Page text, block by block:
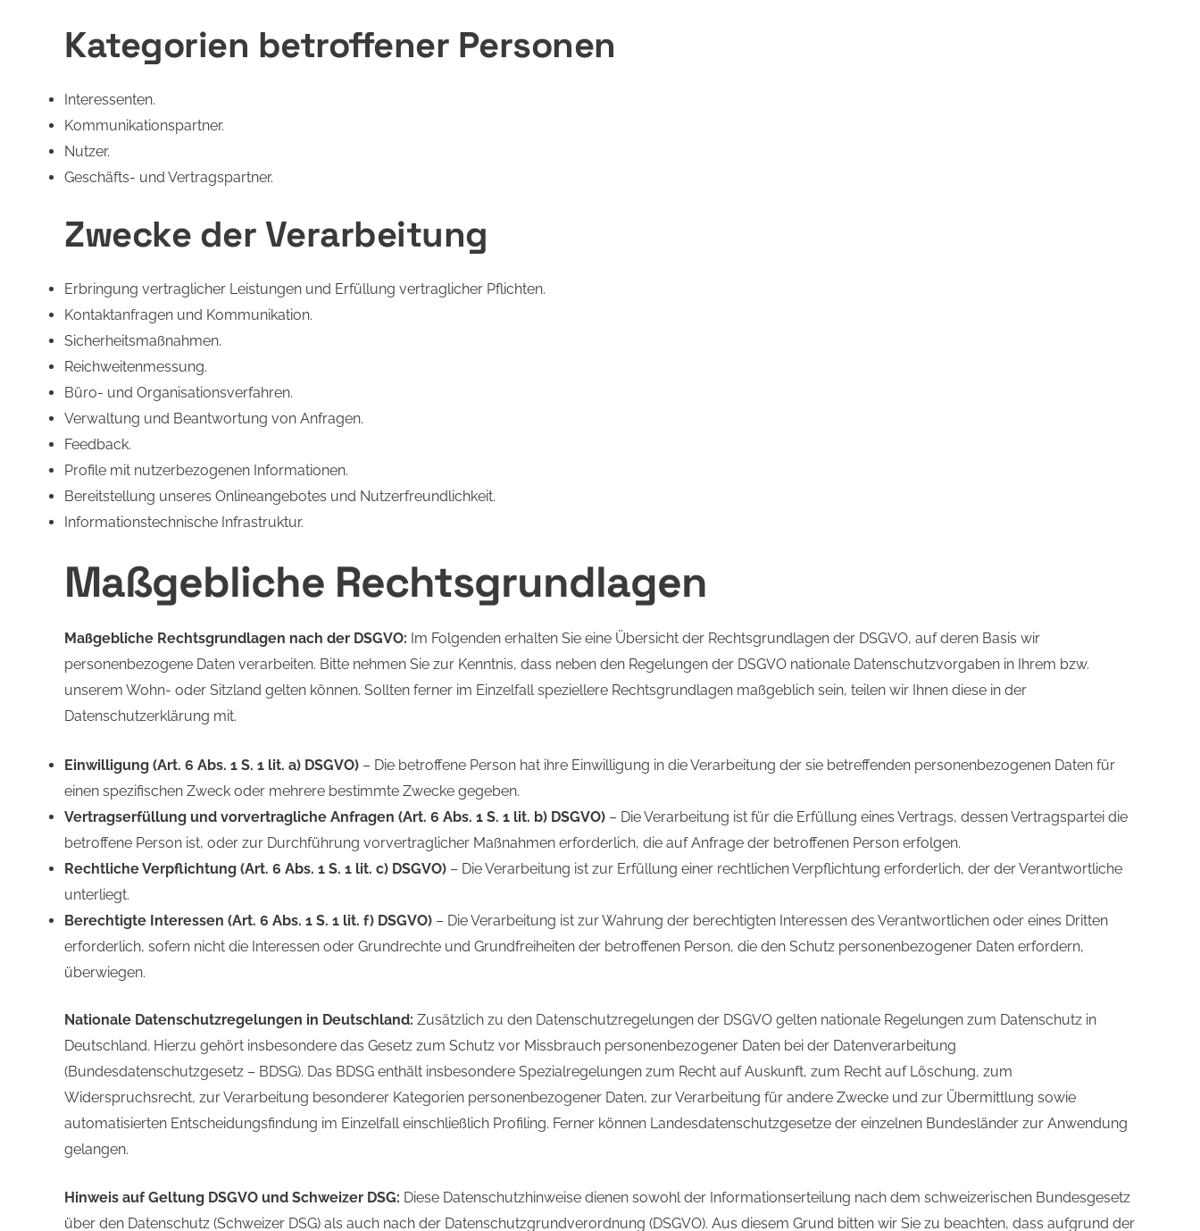
Kategorien betroffener Personen
Interessenten.
Kommunikationspartner.
Nutzer.
Geschäfts- und Vertragspartner.
Zwecke der Verarbeitung
Erbringung vertraglicher Leistungen und Erfüllung vertraglicher Pflichten.
Kontaktanfragen und Kommunikation.
Sicherheitsmaßnahmen.
Reichweitenmessung.
Büro- und Organisationsverfahren.
Verwaltung und Beantwortung von Anfragen.
Feedback.
Profile mit nutzerbezogenen Informationen.
Bereitstellung unseres Onlineangebotes und Nutzerfreundlichkeit.
Informationstechnische Infrastruktur.
Maßgebliche Rechtsgrundlagen
Maßgebliche Rechtsgrundlagen nach der DSGVO: Im Folgenden erhalten Sie eine Übersicht der Rechtsgrundlagen der DSGVO, auf deren Basis wir
personenbezogene Daten verarbeiten. Bitte nehmen Sie zur Kenntnis, dass neben den Regelungen der DSGVO nationale Datenschutzvorgaben in Ihrem bzw.
unserem Wohn- oder Sitzland gelten können. Sollten ferner im Einzelfall speziellere Rechtsgrundlagen maßgeblich sein, teilen wir Ihnen diese in der
Datenschutzerklärung mit.
Einwilligung (Art. 6 Abs. 1 S. 1 lit. a) DSGVO) – Die betroffene Person hat ihre Einwilligung in die Verarbeitung der sie betreffenden personenbezogenen Daten für
einen spezifischen Zweck oder mehrere bestimmte Zwecke gegeben.
Vertragserfüllung und vorvertragliche Anfragen (Art. 6 Abs. 1 S. 1 lit. b) DSGVO) – Die Verarbeitung ist für die Erfüllung eines Vertrags, dessen Vertragspartei die
betroffene Person ist, oder zur Durchführung vorvertraglicher Maßnahmen erforderlich, die auf Anfrage der betroffenen Person erfolgen.
Rechtliche Verpflichtung (Art. 6 Abs. 1 S. 1 lit. c) DSGVO) – Die Verarbeitung ist zur Erfüllung einer rechtlichen Verpflichtung erforderlich, der der Verantwortliche
unterliegt.
Berechtigte Interessen (Art. 6 Abs. 1 S. 1 lit. f) DSGVO) – Die Verarbeitung ist zur Wahrung der berechtigten Interessen des Verantwortlichen oder eines Dritten
erforderlich, sofern nicht die Interessen oder Grundrechte und Grundfreiheiten der betroffenen Person, die den Schutz personenbezogener Daten erfordern,
überwiegen.
Nationale Datenschutzregelungen in Deutschland: Zusätzlich zu den Datenschutzregelungen der DSGVO gelten nationale Regelungen zum Datenschutz in
Deutschland. Hierzu gehört insbesondere das Gesetz zum Schutz vor Missbrauch personenbezogener Daten bei der Datenverarbeitung
(Bundesdatenschutzgesetz – BDSG). Das BDSG enthält insbesondere Spezialregelungen zum Recht auf Auskunft, zum Recht auf Löschung, zum
Widerspruchsrecht, zur Verarbeitung besonderer Kategorien personenbezogener Daten, zur Verarbeitung für andere Zwecke und zur Übermittlung sowie
automatisierten Entscheidungsfindung im Einzelfall einschließlich Profiling. Ferner können Landesdatenschutzgesetze der einzelnen Bundesländer zur Anwendung
gelangen.
Hinweis auf Geltung DSGVO und Schweizer DSG: Diese Datenschutzhinweise dienen sowohl der Informationserteilung nach dem schweizerischen Bundesgesetz
über den Datenschutz (Schweizer DSG) als auch nach der Datenschutzgrundverordnung (DSGVO). Aus diesem Grund bitten wir Sie zu beachten, dass aufgrund der